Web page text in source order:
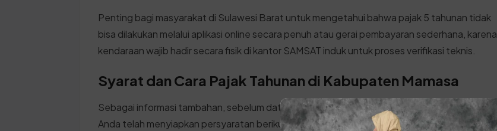
Penting bagi masyarakat di Sulawesi Barat untuk mengetahui bahwa pajak 5 tahunan tidak
bisa dilakukan melalui aplikasi online secara penuh atau gerai pembayaran sederhana, karena
kendaraan wajib hadir secara fisik di kantor SAMSAT induk untuk proses verifikasi teknis.
Syarat dan Cara Pajak Tahunan di Kabupaten Mamasa
Sebagai informasi tambahan, sebelum datang ke kantor SAMSAT Sulawesi Barat, pastikan
Anda telah menyiapkan persyaratan berikut: